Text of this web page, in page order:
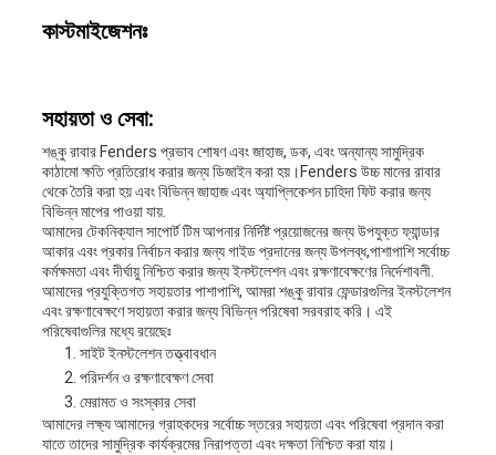
কাস্টমাইজেশনঃ
সহায়তা ও সেবা:
শঙ্কু রাবার Fenders প্রভাব শোষণ এবং জাহাজ, ডক, এবং অন্যান্য সামুদ্রিক
কাঠামো ক্ষতি প্রতিরোধ করার জন্য ডিজাইন করা হয়।Fenders উচ্চ মানের রাবার
থেকে তৈরি করা হয় এবং বিভিন্ন জাহাজ এবং অ্যাপ্লিকেশন চাহিদা ফিট করার জন্য
বিভিন্ন মাপের পাওয়া যায়.
আমাদের টেকনিক্যাল সাপোর্ট টিম আপনার নির্দিষ্ট প্রয়োজনের জন্য উপযুক্ত ফ্যান্ডার
আকার এবং প্রকার নির্বাচন করার জন্য গাইড প্রদানের জন্য উপলব্ধ,পাশাপাশি সর্বোচ্চ
কর্মক্ষমতা এবং দীর্ঘায়ু নিশ্চিত করার জন্য ইনস্টলেশন এবং রক্ষণাবেক্ষণের নির্দেশাবলী.
আমাদের প্রযুক্তিগত সহায়তার পাশাপাশি, আমরা শঙ্কু রাবার ফেন্ডারগুলির ইনস্টলেশন
এবং রক্ষণাবেক্ষণে সহায়তা করার জন্য বিভিন্ন পরিষেবা সরবরাহ করি। এই
পরিষেবাগুলির মধ্যে রয়েছেঃ
সাইট ইনস্টলেশন তত্ত্বাবধান
পরিদর্শন ও রক্ষণাবেক্ষণ সেবা
মেরামত ও সংস্কার সেবা
আমাদের লক্ষ্য আমাদের গ্রাহকদের সর্বোচ্চ স্তরের সহায়তা এবং পরিষেবা প্রদান করা
যাতে তাদের সামুদ্রিক কার্যক্রমের নিরাপত্তা এবং দক্ষতা নিশ্চিত করা যায়।